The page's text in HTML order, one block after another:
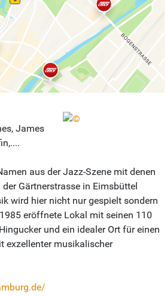
James
aus der Jazz-Szene mit denen
Gärtnerstrasse in Eimsbüttel
wird hier nicht nur gespielt sondern
eröffnete Lokal mit seinen 110
und ein idealer Ort für einen
exzellenter musikalischer